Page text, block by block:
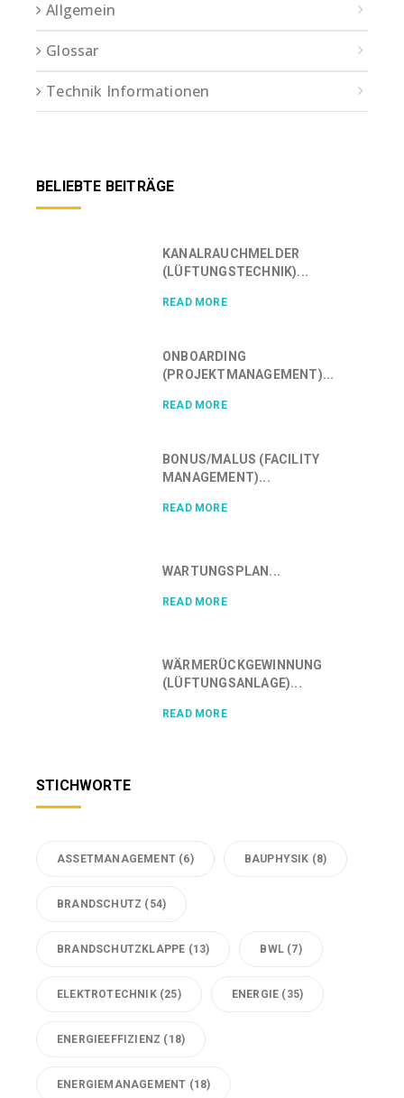
Allgemein
Glossar
Technik Informationen
BELIEBTE BEITRÄGE
KANALRAUCHMELDER
(LÜFTUNGSTECHNIK)...
READ MORE
ONBOARDING
(PROJEKTMANAGEMENT)...
READ MORE
BONUS/MALUS (FACILITY
MANAGEMENT)...
READ MORE
WARTUNGSPLAN...
READ MORE
WÄRMERÜCKGEWINNUNG
(LÜFTUNGSANLAGE)...
READ MORE
STICHWORTE
ASSETMANAGEMENT (6) BAUPHYSIK (8)
BRANDSCHUTZ (54)
BRANDSCHUTZKLAPPE (13) BWL (7)
ELEKTROTECHNIK(25) ENERGIE (35)
ENERGIEEFFIZIENZ (18)
ENERGIEMANAGEMENT (18)